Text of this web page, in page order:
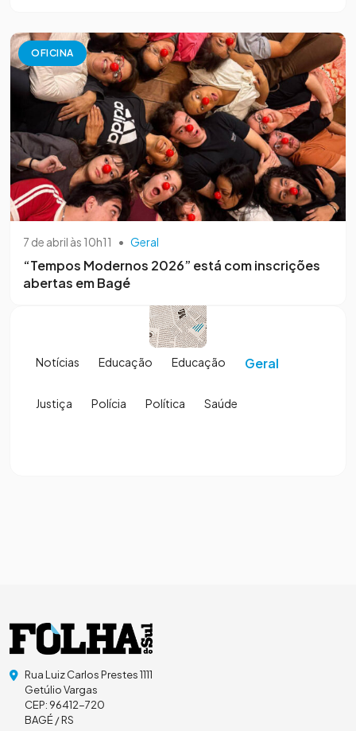
OFICINA
7 de abril às 10h11 • Geral
“Tempos Modernos 2026” está com inscrições
abertas em Bagé
Notícias Educação Educação Geral
Justiça Polícia Política Saúde
Rua Luiz Carlos Prestes 1111
Getúlio Vargas
CEP: 96412-720
BAGÉ / RS